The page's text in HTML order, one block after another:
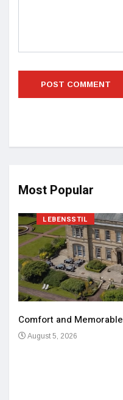
Most Popular
LEBENSSTIL
Comfort and
August 5, 2026